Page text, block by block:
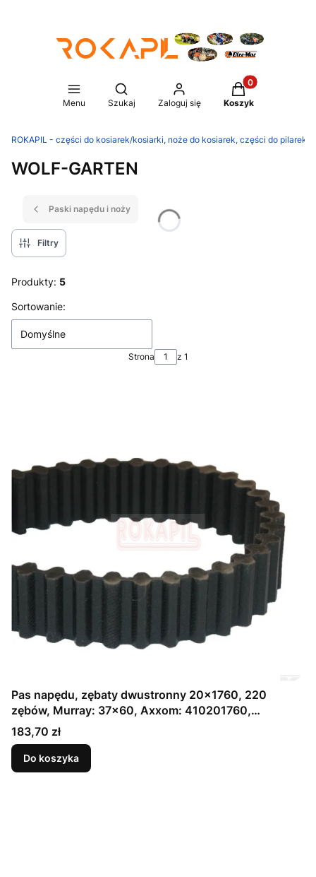
Menu
Otwórz wyszukiwarkę
Szukaj Zaloguj się
Produkty w
Koszyk
ROKAPIL - części do kosiarek/kosiarki, noże do kosiarek, części do pilarek/
WOLF-GARTEN
Paski napędu i noży
Filtry
Produkty: 5
Lista produktów
Sortowanie:
Domyślne
Strona z 1
Pas napędu, zębaty dwustronny 20x1760, 220
zębów, Murray: 37x60, Axxom: 410201760,
Agrostroj: 021750, Toro: 104-3112,Wolf: 6205-348,
Lawn Boss: 94727221106, Dino APR 12,5/40,
Simplicity: 1735832
Cena
183,70 zł
Do koszyka